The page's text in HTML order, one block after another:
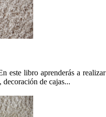
este libro aprenderás a realizar
de cajas...